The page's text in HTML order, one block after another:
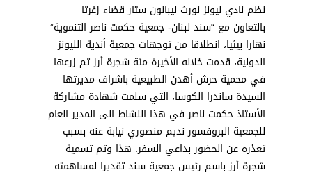
نظم نادي ليونز نورث ليبانون ستار قضاء زغرتا
بالتعاون مع “سند لبنان- جمعية حكمت ناصر التنموية”
نهارا بيئيا، انطلاقا من توجهات جمعية أندية الليونز
الدولية، قدمت خلاله الأخيرة مئة شجرة أرز تم زرعها
في محمية حرش أهدن الطبيعية باشراف مديرتها
السيدة ساندرا الكوسا، التي سلمت شهادة مشاركة
الأستاذ حكمت ناصر في هذا النشاط الى المدير العام
للجمعية البروفسور نديم منصوري نيابة عنه بسبب
تعذره عن الحضور بداعي السفر. هذا وتم تسمية
شجرة أرز باسم رئيس جمعية سند تقديرا لمساهمته.